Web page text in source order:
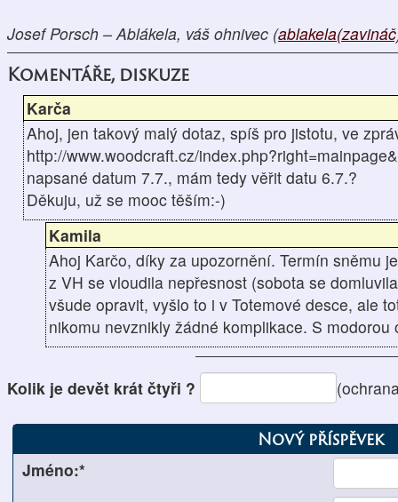
Josef Porsch – Ablákela, váš ohnivec (
Komentáře, diskuze
Karča
Ahoj, jen takový malý dotaz, spíš pro jistotu, ve
http://www.woodcraft.cz/
napsané datum 7.7., mám tedy věřit datu 6.7.?
Děkuju, už se mooc těším:-)
Kamila
Ahoj Karčo, díky za upozornění. Termín sněmu
z VH se vloudila nepřesnost (sobota se
všude opravit, vyšlo to i v Totemové desce, ale
nikomu nevznikly žádné komplikace. S modorou
Kolik je devět krát čtyři ?
Nový příspěvek
Jméno:*